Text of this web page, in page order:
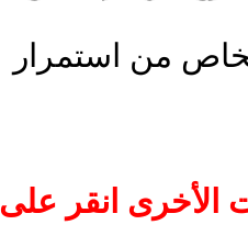
من استمرار
الأخرى انقر على